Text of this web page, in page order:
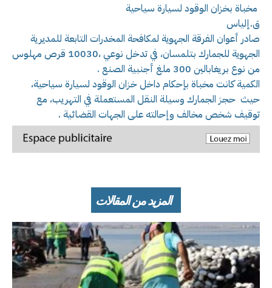
مخباة بخزان الوقود لسيارة سياحية
ق.إلياس
صادر أعوان الفرقة الجهوية لمكافحة المخدرات التابعة للمديرية
الجهوية للجمارك بتلمسان، في تدخل نوعي ،10030 قرص مهلوس
من نوع بريغابالين 300 ملغ أجنبية الصنع .
الكمية كانت مخباة بإحكام داخل خزان الوقود لسيارة سياحية،
حيث حجز الجمارك وسيلة النقل المستعملة في التهريب، مع
توقيف شخص مخالف وإحالته على الجهات القضائية .
المزيد من المقالات